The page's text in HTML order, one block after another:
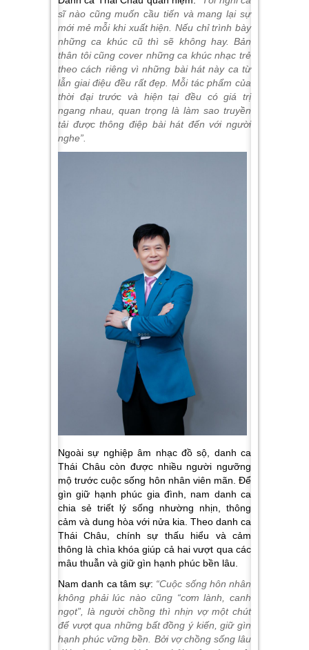
sĩ nào cũng muốn cầu tiến và mang lại sự
mới mẻ mỗi khi xuất hiện. Nếu chỉ trình bày
những ca khúc cũ thì sẽ không hay. Bản
thân tôi cũng cover những ca khúc nhạc trẻ
theo cách riêng vì những bài hát này ca từ
lẫn giai điệu đều rất đẹp. Mỗi tác phẩm của
thời đại trước và hiện tại đều có giá trị
ngang nhau, quan trọng là làm sao truyền
tải được thông điệp bài hát đến với người
nghe”.
Ngoài sự nghiệp âm nhạc đồ sộ, danh ca
Thái Châu còn được nhiều người ngưỡng
mộ trước cuộc sống hôn nhân viên mãn. Để
gìn giữ hạnh phúc gia đình, nam danh ca
chia sẻ triết lý sống nhường nhịn, thông
cảm và dung hòa với nửa kia. Theo danh ca
Thái Châu, chính sự thấu hiểu và cảm
thông là chìa khóa giúp cả hai vượt qua các
mâu thuẫn và giữ gìn hạnh phúc bền lâu.
Nam danh ca tâm sự: “Cuộc sống hôn nhân
không phải lúc nào cũng “cơm lành, canh
ngọt”, là người chồng thì nhịn vợ một chút
để vượt qua những bất đồng ý kiến, giữ gìn
hạnh phúc vững bền. Bởi vợ chồng sống lâu